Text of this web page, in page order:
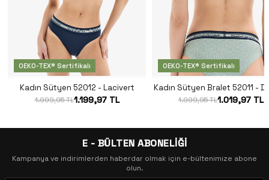
OEKO-TEX® Sertifikalı
Kadın Sütyen 52012 - Lacivert
1.999,95 TL1.199,97 TL
OEKO-TEX® Sertifikalı
Kadın Sütyen Bralet 52011 -
1.999,95 TL1.019,97 TL
E - BÜLTEN ABONELİĞİ
Kampanya ve indirimlerden haberdar olmak için e-bültenimize abone
olun.